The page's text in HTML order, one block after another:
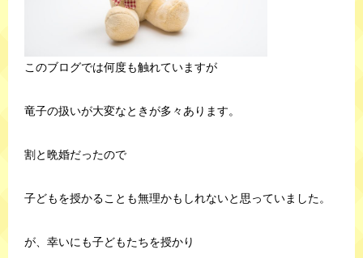
このブログでは何度も触れていますが
竜子の扱いが大変なときが多々あります。
割と晩婚だったので
子どもを授かることも無理かもしれないと思っていました。
が、幸いにも子どもたちを授かり